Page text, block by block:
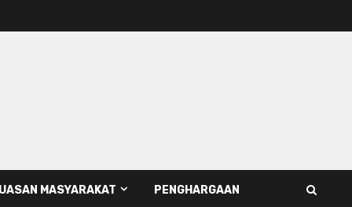
MASYARAKAT PENGHARGAAN